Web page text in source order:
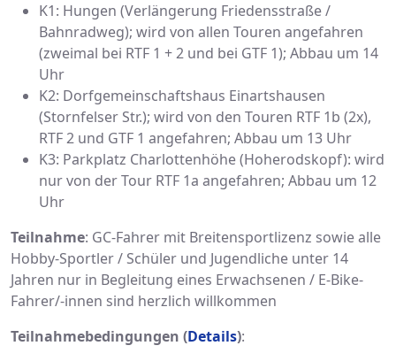
K1: Hungen (Verlängerung Friedensstraße /
Bahnradweg); wird von allen Touren angefahren
(zweimal bei RTF 1 + 2 und bei GTF 1); Abbau um 14
Uhr
K2: Dorfgemeinschaftshaus Einartshausen
(Stornfelser Str.); wird von den Touren RTF 1b (2x),
RTF 2 und GTF 1 angefahren; Abbau um 13 Uhr
K3: Parkplatz Charlottenhöhe (Hoherodskopf): wird
nur von der Tour RTF 1a angefahren; Abbau um 12
Uhr
Teilnahme: GC-Fahrer mit Breitensportlizenz sowie alle
Hobby-Sportler / Schüler und Jugendliche unter 14
Jahren nur in Begleitung eines Erwachsenen / E-Bike-
Fahrer/-innen sind herzlich willkommen
Teilnahmebedingungen (Details):